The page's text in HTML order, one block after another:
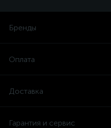
Бренды
Оплата
Доставка
Гарантия и сервис